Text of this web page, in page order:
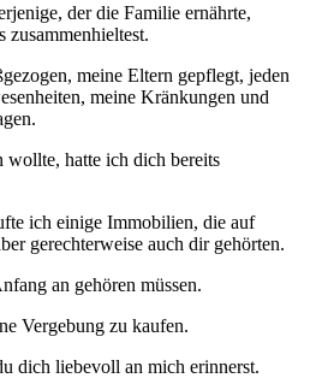
der die Familie ernährte,
meine Eltern gepflegt, jeden
meine Kränkungen und
wollte, hatte ich dich bereits
ich einige Immobilien, die auf
gerechterweise auch dir gehörten.
an gehören müssen.
Vergebung zu kaufen.
dich liebevoll an mich erinnerst.